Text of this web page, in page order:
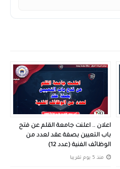
اعلان .. اعلنت جامعة القلم عن فتح
باب التعيين بصفة عقد لعدد من
الوظائف الفنية (عدد 12)
منذ 5 يوم تقريبا